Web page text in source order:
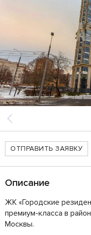
ОТПРАВИТЬ ЗАЯВКУ
Описание
ЖК «Городские
премиум-класса в
Москвы.